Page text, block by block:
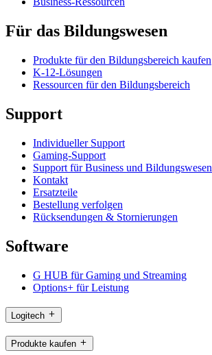
Für das Bildungswesen
Produkte für den Bildungsbereich kaufen
K-12-Lösungen
Ressourcen für den Bildungsbereich
Support
Individueller Support
Gaming-Support
Support für Business und Bildungswesen
Kontakt
Ersatzteile
Bestellung verfolgen
Rücksendungen & Stornierungen
Software
G HUB für Gaming und Streaming
Options+ für Leistung
Logitech
Produkte kaufen